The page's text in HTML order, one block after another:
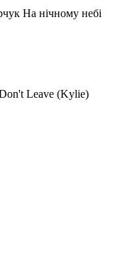
На нічному небі
Leave (Kylie)